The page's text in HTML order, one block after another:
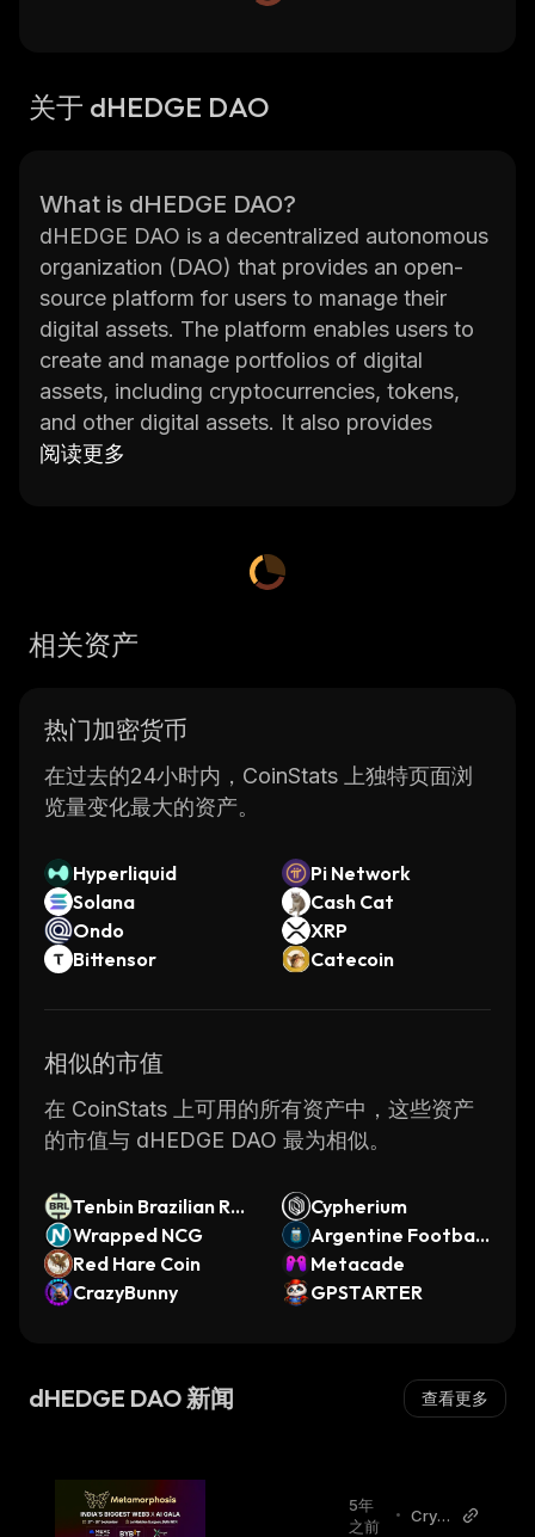
关于 dHEDGE DAO
What is dHEDGE DAO?
dHEDGE DAO is a decentralized autonomous
organization (DAO) that provides an open-
source platform for users to manage their
digital assets. The platform enables users to
create and manage portfolios of digital
assets, including cryptocurrencies, tokens,
and other digital assets. It also provides
access to a wide range of financial services
contracts to ensure secure transactions.
users with an easy way to diversify their
that are tailored to their individual risk
appetite and investment goals. This allows
them to make informed decisions about how
they allocate their funds in order to maximize
returns while minimizing risk.
dHEDGE DAO also offers a variety of tools
for portfolio management such as automated
rebalancing, portfolio analytics, real-time
market data analysis, and more. These tools
help users make better decisions when it
Additionally, dHEDGE DAO has implemented
several security measures such as two-factor
authentication and encryption technology in
Overall, dHEDGE DAO is an innovative
platform that provides users with a secure
way to manage their digital assets. By
leveraging the power of the Ethereum
for investors of all levels of experience to
diversify their investments across multiple
阅读更多
相关资产
热门加密货币
在过去的24小时内，CoinStats 上独特页面浏
览量变化最大的资产。
Hyperliquid
Pi Network
Solana
Cash Cat
Ondo
XRP
Bittensor
Catecoin
相似的市值
在 CoinStats 上可用的所有资产中，这些资产
的市值与 dHEDGE DAO 最为相似。
Tenbin Brazilian Re
al
Cypherium
Wrapped NCG
Argentine Football
Association Fan To
ken
Red Hare Coin
Metacade
CrazyBunny
GPSTARTER
dHEDGE DAO 新闻 查看更多
5年
之前
•
Crypt